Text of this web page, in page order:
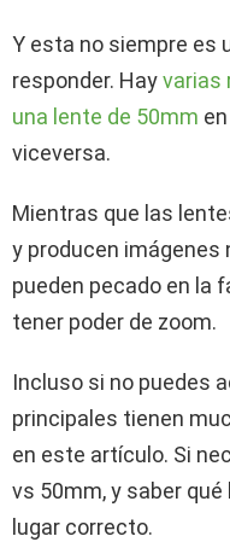
Y esta no siempre es
responder. Hayvarias
una lente de 50mm
viceversa.
Mientras que las
y producen
pueden pecado en la
tener poder de zoom.
Incluso si no puedes
principales tienen
en este artículo. Si
vs 50mm, y saber qué
lugar correcto.